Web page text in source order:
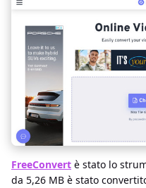
FreeConvert è stato lo
da 5,26 MB è stato